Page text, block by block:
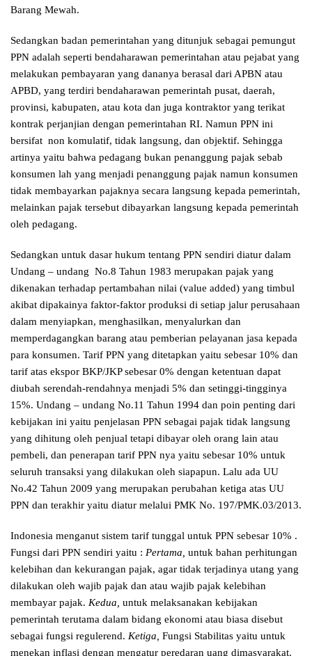
Barang Mewah.
Sedangkan badan pemerintahan yang ditunjuk sebagai pemungut
PPN adalah seperti bendaharawan pemerintahan atau pejabat yang
melakukan pembayaran yang dananya berasal dari APBN atau
APBD, yang terdiri bendaharawan pemerintah pusat, daerah,
provinsi, kabupaten, atau kota dan juga kontraktor yang terikat
kontrak perjanjian dengan pemerintahan RI. Namun PPN ini
bersifat non komulatif, tidak langsung, dan objektif. Sehingga
artinya yaitu bahwa pedagang bukan penanggung pajak sebab
konsumen lah yang menjadi penanggung pajak namun konsumen
tidak membayarkan pajaknya secara langsung kepada pemerintah,
melainkan pajak tersebut dibayarkan langsung kepada pemerintah
oleh pedagang.
Sedangkan untuk dasar hukum tentang PPN sendiri diatur dalam
Undang – undang No.8 Tahun 1983 merupakan pajak yang
dikenakan terhadap pertambahan nilai (value added) yang timbul
akibat dipakainya faktor-faktor produksi di setiap jalur perusahaan
dalam menyiapkan, menghasilkan, menyalurkan dan
memperdagangkan barang atau pemberian pelayanan jasa kepada
para konsumen. Tarif PPN yang ditetapkan yaitu sebesar 10% dan
tarif atas ekspor BKP/JKP sebesar 0% dengan ketentuan dapat
diubah serendah-rendahnya menjadi 5% dan setinggi-tingginya
15%. Undang – undang No.11 Tahun 1994 dan poin penting dari
kebijakan ini yaitu penjelasan PPN sebagai pajak tidak langsung
yang dihitung oleh penjual tetapi dibayar oleh orang lain atau
pembeli, dan penerapan tarif PPN nya yaitu sebesar 10% untuk
seluruh transaksi yang dilakukan oleh siapapun. Lalu ada UU
No.42 Tahun 2009 yang merupakan perubahan ketiga atas UU
PPN dan terakhir yaitu diatur melalui PMK No. 197/PMK.03/2013.
Indonesia menganut sistem tarif tunggal untuk PPN sebesar 10% .
Fungsi dari PPN sendiri yaitu : Pertama, untuk bahan perhitungan
kelebihan dan kekurangan pajak, agar tidak terjadinya utang yang
dilakukan oleh wajib pajak dan atau wajib pajak kelebihan
membayar pajak. Kedua, untuk melaksanakan kebijakan
pemerintah terutama dalam bidang ekonomi atau biasa disebut
sebagai fungsi regulerend. Ketiga, Fungsi Stabilitas yaitu untuk
menekan inflasi dengan mengatur peredaran uang dimasyarakat.